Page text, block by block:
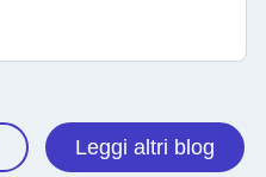
Leggi altri blog